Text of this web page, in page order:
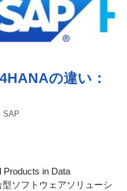
の違い：
SAP
Products in Data
ソフトウェアソリューシ